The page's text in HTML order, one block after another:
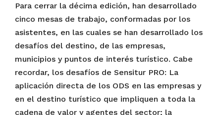
Para cerrar la décima edición, han desarrollado
cinco mesas de trabajo, conformadas por los
asistentes, en las cuales se han desarrollado los
desafíos del destino, de las empresas,
municipios y puntos de interés turístico. Cabe
recordar, los desafíos de Sensitur PRO: La
aplicación directa de los ODS en las empresas y
en el destino turístico que impliquen a toda la
cadena de valor y agentes del sector; la